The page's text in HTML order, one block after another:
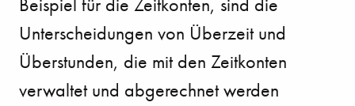
Unterscheidungen von Überzeit und
Überstunden, die mit den Zeitkonten
verwaltet und abgerechnet werden